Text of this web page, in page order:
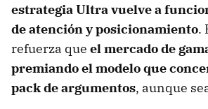
estrategia Ultra vuelve a
de atención y posicionamiento.
refuerza que el mercado de
premiando el modelo que
pack de argumentos, aunque